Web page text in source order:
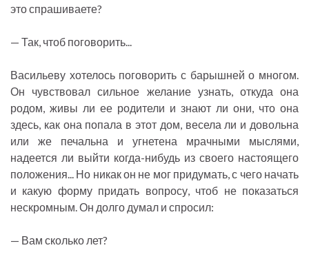
это спрашиваете?
— Так, чтоб поговорить...
Васильеву хотелось поговорить с барышней о многом.
Он чувствовал сильное желание узнать, откуда она
родом, живы ли ее родители и знают ли они, что она
здесь, как она попала в этот дом, весела ли и довольна
или же печальна и угнетена мрачными мыслями,
надеется ли выйти когда-нибудь из своего настоящего
положения... Но никак он не мог придумать, с чего начать
и какую форму придать вопросу, чтоб не показаться
нескромным. Он долго думал и спросил:
— Вам сколько лет?